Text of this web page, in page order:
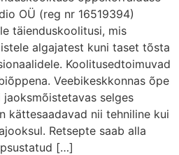
OÜ (reg nr 16519394)
täienduskoolitusi, mis
algajatest kuni taset tõsta
Koolitusedtoimuvad
Veebikeskkonnas õpe
selges
kättesaadavad nii tehniline kui
Retsepte saab alla
[…]